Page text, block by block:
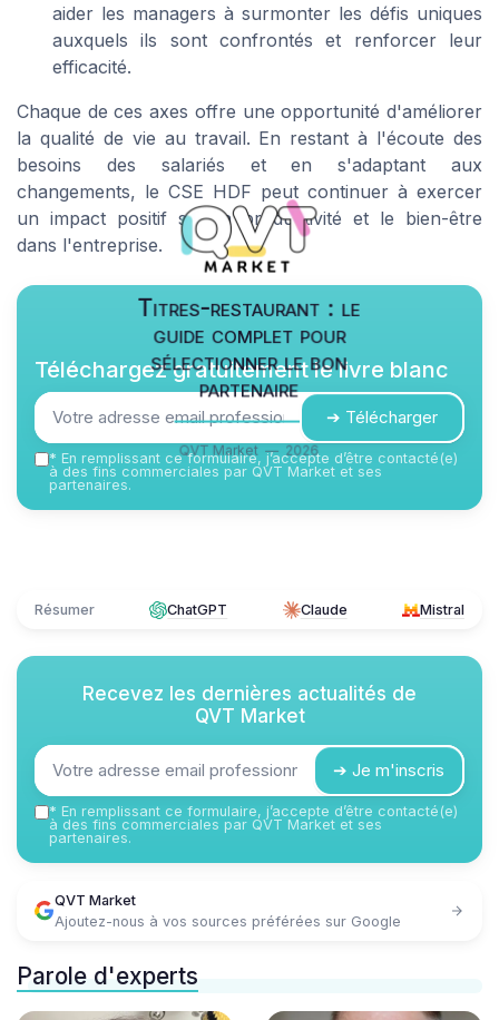
aider les managers à surmonter les défis uniques
auxquels ils sont confrontés et renforcer leur
efficacité.
Chaque de ces axes offre une opportunité d'améliorer
la qualité de vie au travail. En restant à l'écoute des
besoins des salariés et en s'adaptant aux
changements, le CSE HDF peut continuer à exercer
un impact positif sur la productivité et le bien-être
dans l'entreprise.
Titres-restaurant : le
guide complet pour
sélectionner le bon
partenaire
QVT Market — 2026
Téléchargez gratuitement le livre blanc
➔ Télécharger
* En remplissant ce formulaire, j’accepte d’être contacté(e)
à des fins commerciales par QVT Market et ses
partenaires.
Résumer ChatGPT Claude Mistral
Recevez les dernières actualités de
QVT Market
➔ Je m'inscris
* En remplissant ce formulaire, j’accepte d’être contacté(e)
à des fins commerciales par QVT Market et ses
partenaires.
QVT Market
Ajoutez-nous à vos sources préférées sur Google
Parole d'experts